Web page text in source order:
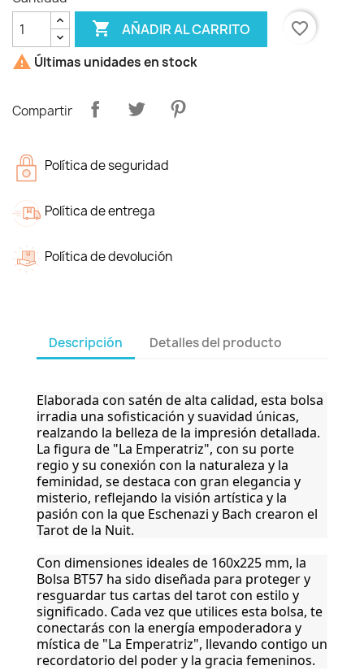
 AÑADIR AL CARRITO
favorite_border
 Últimas unidades en stock
Compartir
Política de seguridad
Política de entrega
Política de devolución
Descripción Detalles del producto
Elaborada con satén de alta calidad, esta bolsa
irradia una sofisticación y suavidad únicas,
realzando la belleza de la impresión detallada.
La figura de "La Emperatriz", con su porte
regio y su conexión con la naturaleza y la
feminidad, se destaca con gran elegancia y
misterio, reflejando la visión artística y la
pasión con la que Eschenazi y Bach crearon el
Tarot de la Nuit.
Con dimensiones ideales de 160x225 mm, la
Bolsa BT57 ha sido diseñada para proteger y
resguardar tus cartas del tarot con estilo y
significado. Cada vez que utilices esta bolsa, te
conectarás con la energía empoderadora y
mística de "La Emperatriz", llevando contigo un
recordatorio del poder y la gracia femeninos.